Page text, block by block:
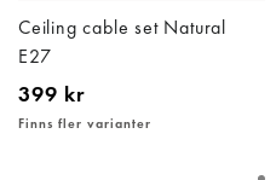
Ceiling cable set Natural
E27
399 kr
Finns fler varianter